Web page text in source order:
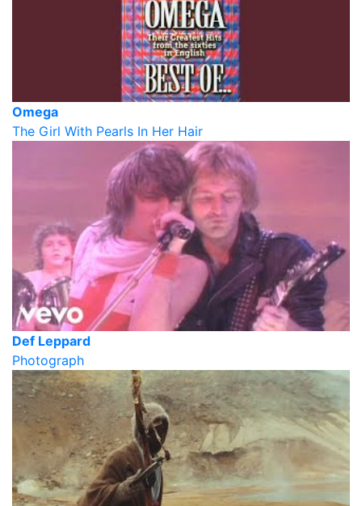
Omega
The Girl With Pearls In Her Hair
Def Leppard
Photograph